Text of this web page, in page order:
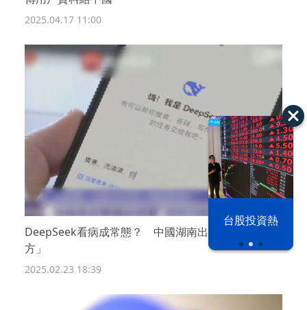
漢光42演習 台股投資熱
2025.04.17 11:00
DeepSeek看病成常態？ 中國湖南出手「禁AI處
方」
2025.02.23 18:39